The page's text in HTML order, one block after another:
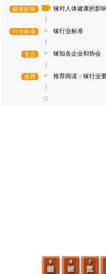
健康影响
行业标准
名企
推荐
镓对人体健康的影响
镓行业标准
镓知名企业和协会
推荐阅读：镓行业